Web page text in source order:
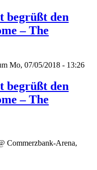
begrüßt den
– The
Mo, 07/05/2018 - 13:26
begrüßt den
– The
Commerzbank-Arena,